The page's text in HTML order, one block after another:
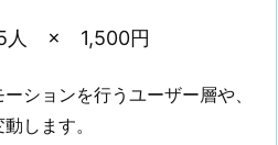
人 × 1,500円
ションを行うユーザー層や、
します。